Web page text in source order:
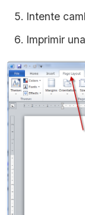
Intente
Imprimir